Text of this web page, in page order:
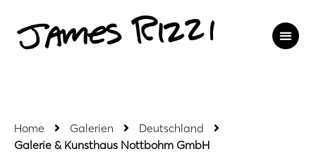
Home Galerien
Deutschland
Galerie & Kunsthaus Nottbohm GmbH